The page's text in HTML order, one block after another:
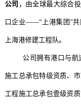
公司 ，由全球最大综合
口企业——“上港集团”共
上海港修建工程队。
公司拥有港口与
施工总承包特级资质、
工程施工总承包壹级资